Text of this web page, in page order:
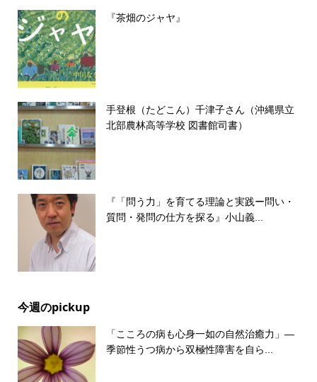
『茶畑のジャヤ』
手登根（たどこん）千津子さん（沖縄県立
北部農林高等学校 図書館司書）
『「問う力」を育てる理論と実践ー問い・
質問・発問の仕方を探る』小山義...
今週のpickup
「こころの病も心身一如の自然治癒力」―
季節性うつ病から双極性障害を自ら...